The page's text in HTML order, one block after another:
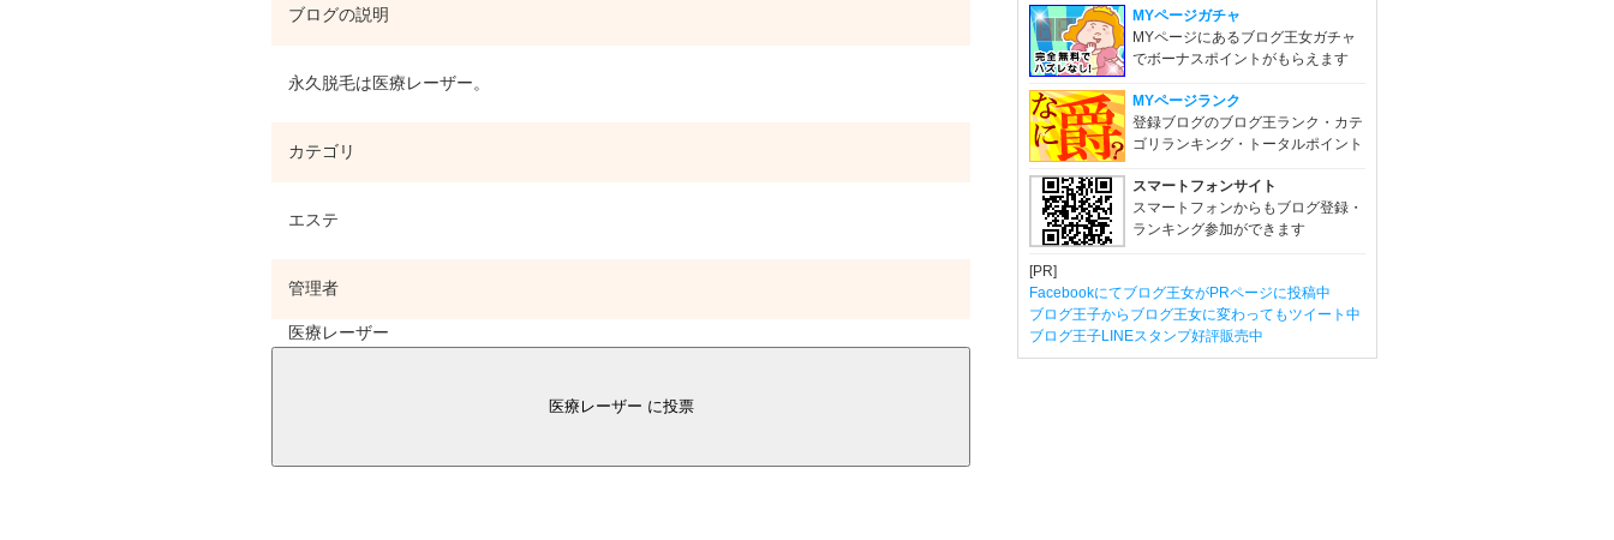
ブログの説明
永久脱毛は医療レーザー。
カテゴリ
エステ
管理者
医療レーザー
MYページガチャ
MYページにあるブログ王女ガチャ
でボーナスポイントがもらえます
MYページランク
登録ブログのブログ王ランク・カテ
ゴリランキング・トータルポイント
スマートフォンサイト
スマートフォンからもブログ登録・
ランキング参加ができます
[PR]
Facebookにてブログ王女がPRページに投稿中
ブログ王子からブログ王女に変わってもツイート中
ブログ王子LINEスタンプ好評販売中